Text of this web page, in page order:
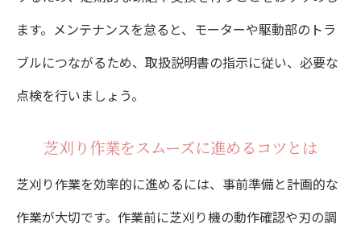
ます。メンテナンスを怠ると、モーターや駆動部のトラ
ブルにつながるため、取扱説明書の指示に従い、必要な
点検を行いましょう。
芝刈り作業をスムーズに進めるコツとは
芝刈り作業を効率的に進めるには、事前準備と計画的な
作業が大切です。作業前に芝刈り機の動作確認や刃の調